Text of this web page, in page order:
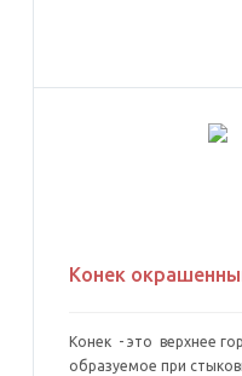
Конек
Конек - это верхнее
образуемое при